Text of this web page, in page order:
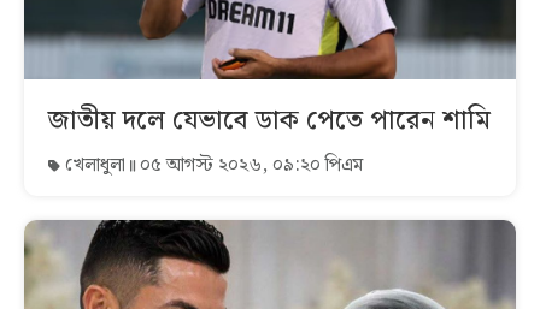
জাতীয় দলে যেভাবে ডাক পেতে পারেন শামি
খেলাধুলা ০৫ আগস্ট ২০২৬, ০৯:২০ পিএম